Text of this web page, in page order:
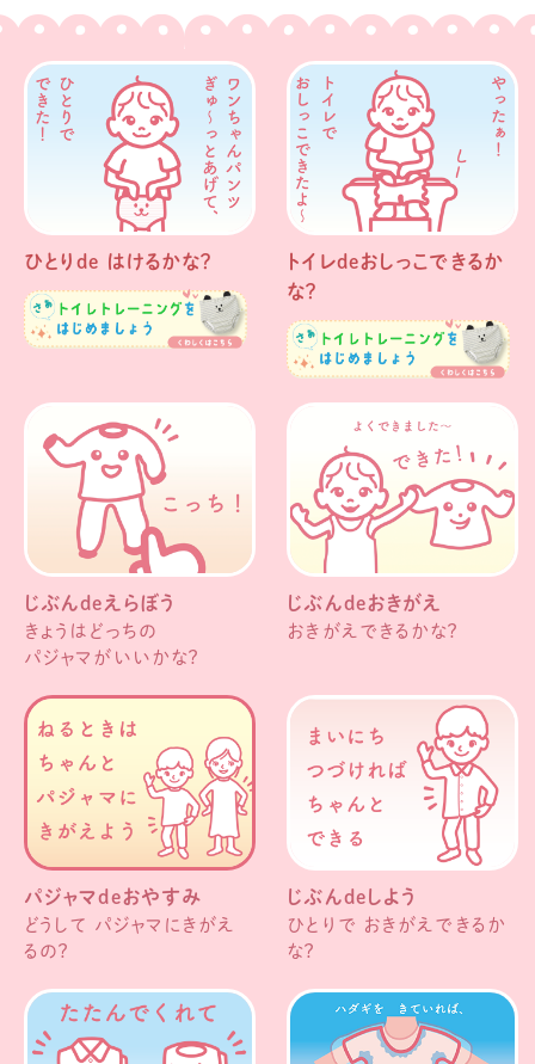
ひとりde はけるかな？
トイレdeおしっこできるか
な？
じぶんdeえらぼう
きょうはどっちの
パジャマがいいかな？
じぶんdeおきがえ
おきがえできるかな？
パジャマdeおやすみ
どうして パジャマにきがえ
るの？
じぶんdeしよう
ひとりで おきがえできるか
な？